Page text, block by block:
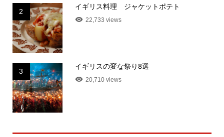
2
イギリス料理 ジャケットポテト
22,733 views
3
イギリスの変な祭り8選
20,710 views